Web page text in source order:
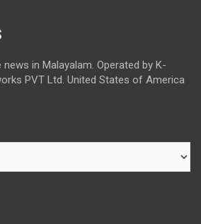
20 വിട്ടു
news in Malayalam. Operated by K-
PVT Ltd. United States of America